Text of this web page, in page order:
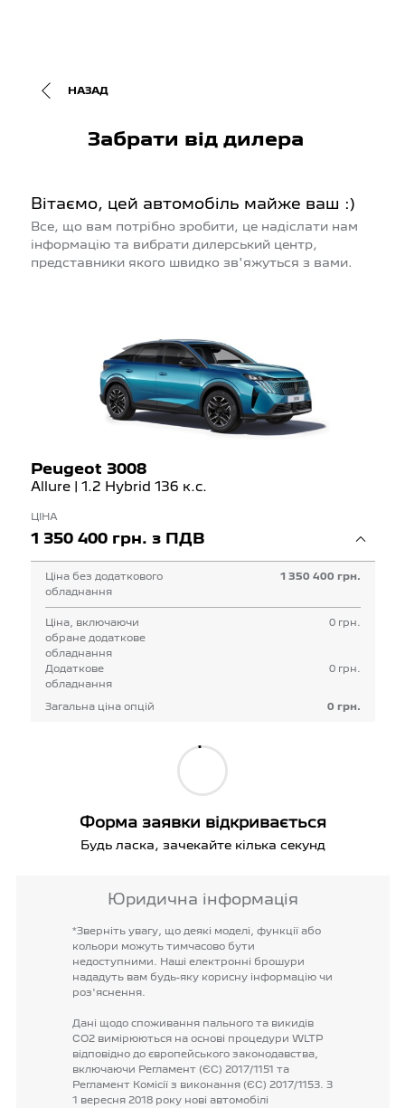
НАЗАД
Забрати від дилера
Вітаємо, цей автомобіль майже ваш :)
Все, що вам потрібно зробити, це надіслати нам
інформацію та вибрати дилерський центр,
представники якого швидко зв'яжуться з вами.
Peugeot 3008
Allure | 1.2 Hybrid 136 к.с.
ЦІНА
1 350 400 грн. з ПДВ
Ціна без додаткового
обладнання
1 350 400 грн.
Ціна, включаючи
обране додаткове
обладнання
0 грн.
Додаткове
обладнання
0 грн.
Загальна ціна опцій 0 грн.
Форма заявки відкривається
Будь ласка, зачекайте кілька секунд
Юридична інформація
*Зверніть увагу, що деякі моделі, функції або
кольори можуть тимчасово бути
недоступними. Наші електронні брошури
нададуть вам будь-яку корисну інформацію чи
роз'яснення.
Дані щодо споживання пального та викидів
CO2 вимірюються на основі процедури WLTP
відповідно до європейського законодавства,
включаючи Регламент (ЄС) 2017/1151 та
Регламент Комісії з виконання (ЄС) 2017/1153. З
1 вересня 2018 року нові автомобілі